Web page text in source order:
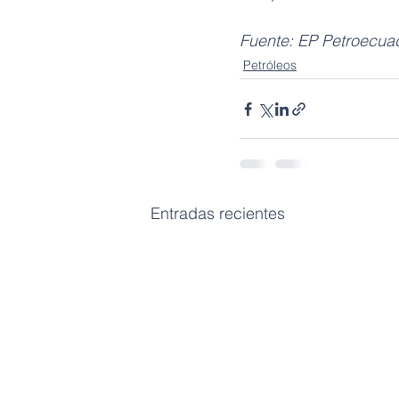
Fuente: EP
Petróleos
Entradas recientes